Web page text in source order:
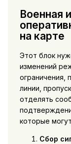
Военная
на карте
Этот блок
изменений
ограничения,
линии,
отделять
которые
Сбор